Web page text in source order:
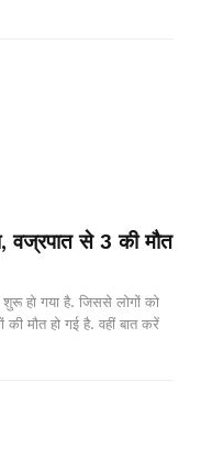
वज्रपात से 3 की मौत
हो गया है. जिससे लोगों को
की मौत हो गई है. वहीं बात करें